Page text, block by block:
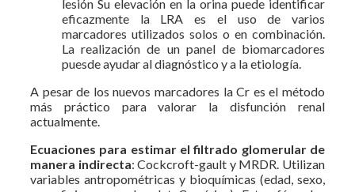
lesión Su elevación en la orina puede identificar
eficazmente la LRA es el uso de varios
marcadores utilizados solos o en combinación.
La realización de un panel de biomarcadores
puesde ayudar al diagnóstico y a la etiología.
A pesar de los nuevos marcadores la Cr es el método
más práctico para valorar la disfunción renal
actualmente.
Ecuaciones para estimar el filtrado glomerular de
manera indirecta: Cockcroft-gault y MRDR. Utilizan
variables antropométricas y bioquímicas (edad, sexo,